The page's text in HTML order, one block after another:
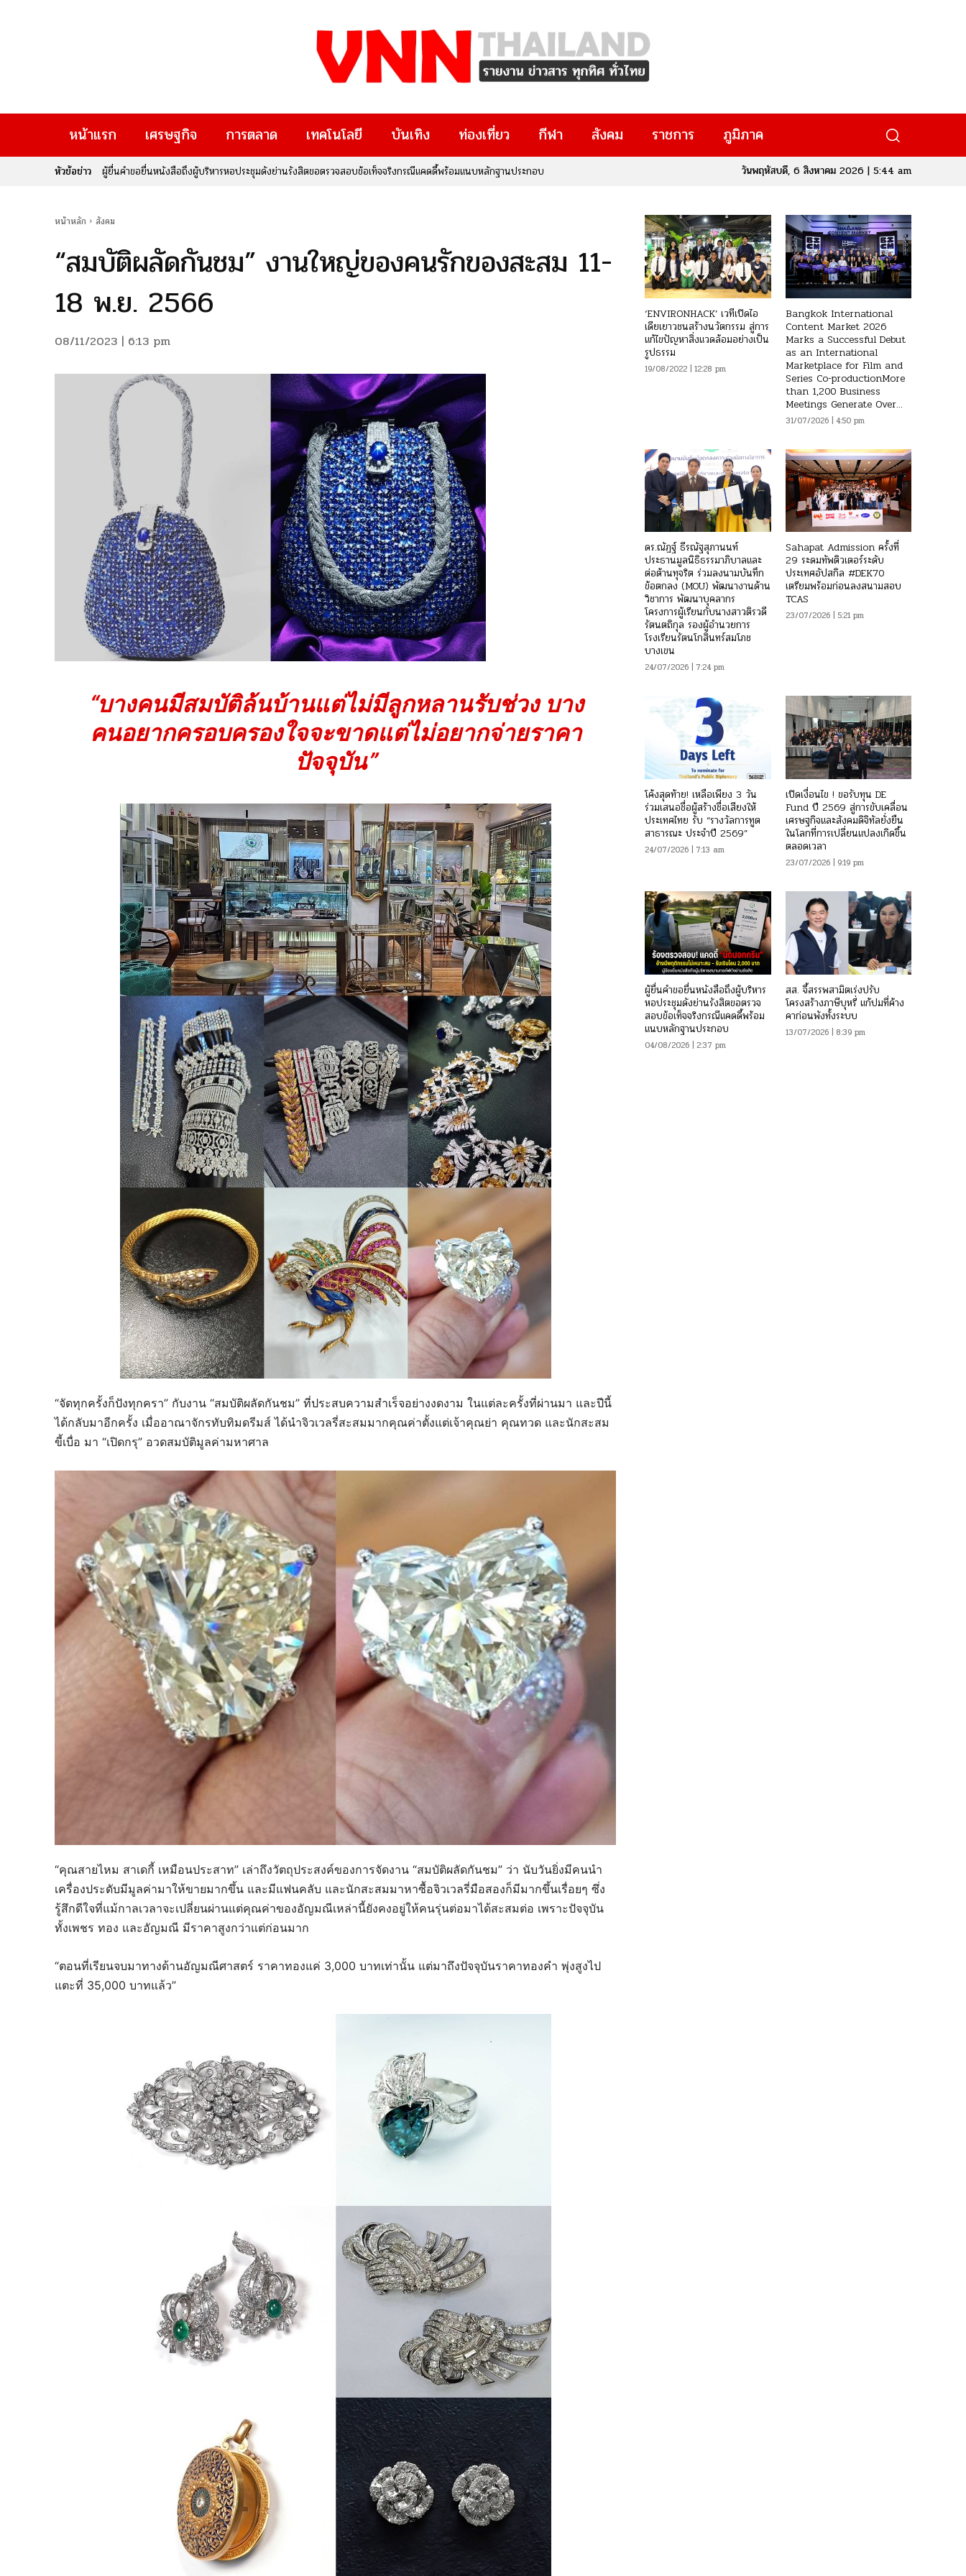
หน้าแรก เศรษฐกิจ การตลาด เทคโนโลยี บันเทิง ท่องเที่ยว กีฬา สังคม ราชการ ภูมิภาค
หัวข้อข่าว ผู้ยื่นคำขอยื่นหนังสือถึงผู้บริหารหอประชุมดังย่านรังสิตขอตรวจสอบข้อเท็จจริงกรณีแคดดี้พร้อมแนบหลักฐานประกอบ
ออร่าพระเอกจับ! “แม็ค สุวิทย์ วันตา” ร่วมเปิดงาน “ของดีศรีราชา” จ.ชลบุรี แฟนคลับแห่ให้กำลังใจแน่น วันพฤหัสบดี, 6 สิงหาคม 2026 | 5:44 am
หน้าหลัก สังคม
“สมบัติผลัดกันชม” งานใหญ่ของคนรักของสะสม 11-
18 พ.ย. 2566
08/11/2023 | 6:13 pm
“บางคนมีสมบัติล้นบ้านแต่ไม่มีลูกหลานรับช่วง บาง
คนอยากครอบครองใจจะขาดแต่ไม่อยากจ่ายราคา
ปัจจุบัน”
“จัดทุกครั้งก็ปังทุกครา” กับงาน “สมบัติผลัดกันชม” ที่ประสบความสำเร็จอย่างงดงาม ในแต่ละครั้งที่ผ่านมา และปีนี้
ได้กลับมาอีกครั้ง เมื่ออาณาจักรทับทิมดรีมส์ ได้นำจิวเวลรี่สะสมมากคุณค่าตั้งแต่เจ้าคุณย่า คุณทวด และนักสะสม
ขี้เบื่อ มา “เปิดกรุ” อวดสมบัติมูลค่ามหาศาล
“คุณสายไหม สาเดกี้ เหมือนประสาท” เล่าถึงวัตถุประสงค์ของการจัดงาน “สมบัติผลัดกันชม” ว่า นับวันยิ่งมีคนนำ
เครื่องประดับมีมูลค่ามาให้ขายมากขึ้น และมีแฟนคลับ และนักสะสมมาหาซื้อจิวเวลรี่มือสองก็มีมากขึ้นเรื่อยๆ ซึ่ง
รู้สึกดีใจที่แม้กาลเวลาจะเปลี่ยนผ่านแต่คุณค่าของอัญมณีเหล่านี้ยังคงอยู่ให้คนรุ่นต่อมาได้สะสมต่อ เพราะปัจจุบัน
ทั้งเพชร ทอง และอัญมณี มีราคาสูงกว่าแต่ก่อนมาก
“ตอนที่เรียนจบมาทางด้านอัญมณีศาสตร์ ราคาทองแค่ 3,000 บาทเท่านั้น แต่มาถึงปัจจุบันราคาทองคำ พุ่งสูงไป
แตะที่ 35,000 บาทแล้ว”
‘ENVIRONHACK’ เวทีเปิดไอ
เดียเยาวชนสร้างนวัตกรรม สู่การ
แก้ไขปัญหาสิ่งแวดล้อมอย่างเป็น
รูปธรรม
19/08/2022 | 12:28 pm
Bangkok International
Content Market 2026
Marks a Successful Debut
as an International
Marketplace for Film and
Series Co-productionMore
than 1,200 Business
Meetings Generate Over...
31/07/2026 | 4:50 pm
ดร.ณัฏฐ์ ธีรณัฐสุภานนท์
ประธานมูลนิธิธรรมาภิบาลและ
ต่อต้านทุจริต ร่วมลงนามบันทึก
ข้อตกลง (MOU) พัฒนางานด้าน
วิชาการ พัฒนาบุคลากร
โครงการผู้เรียนกับนางสาวติรวดี
รัตนตถิกุล รองผู้อำนวยการ
โรงเรียนรัตนโกสินทร์สมโภช
บางเขน
24/07/2026 | 7:24 pm
Sahapat Admission ครั้งที่
29 ระดมทัพติวเตอร์ระดับ
ประเทศอัปสกิล #DEK70
เตรียมพร้อมก่อนลงสนามสอบ
TCAS
23/07/2026 | 5:21 pm
โค้งสุดท้าย! เหลือเพียง 3 วัน
ร่วมเสนอชื่อผู้สร้างชื่อเสียงให้
ประเทศไทย รับ “รางวัลการทูต
สาธารณะ ประจำปี 2569”
24/07/2026 | 7:13 am
เปิดเงื่อนไข ! ขอรับทุน DE
Fund ปี 2569 สู่การขับเคลื่อน
เศรษฐกิจและสังคมดิจิทัลยั่งยืน
ในโลกที่การเปลี่ยนแปลงเกิดขึ้น
ตลอดเวลา
23/07/2026 | 9:19 pm
ผู้ยื่นคำขอยื่นหนังสือถึงผู้บริหาร
หอประชุมดังย่านรังสิตขอตรวจ
สอบข้อเท็จจริงกรณีแคดดี้พร้อม
แนบหลักฐานประกอบ
04/08/2026 | 2:37 pm
สส. จี้สรรพสามิตเร่งปรับ
โครงสร้างภาษีบุหรี่ แก้ปมที่ค้าง
คาก่อนพังทั้งระบบ
13/07/2026 | 8:39 pm